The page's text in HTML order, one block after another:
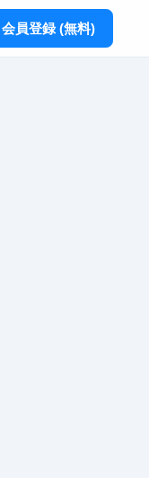
会員登録 (無料)